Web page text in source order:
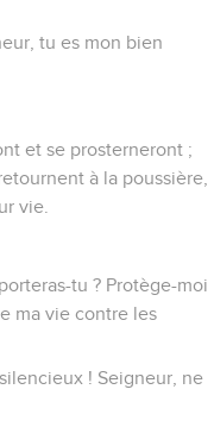
tu es mon bien
et se prosterneront ;
à la poussière,
vie.
tu ? Protège-moi
ma vie contre les
! Seigneur, ne